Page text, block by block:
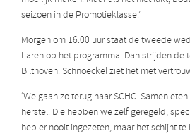
seizoen in de Promotieklasse.’
Morgen om 16.00 uur staat de tweede
Laren op het programma. Dan strijden de
Bilthoven. Schnoeckel ziet het met
‘We gaan zo terug naar SCHC. Samen
herstel. Die hebben we zelf geregeld,
heb er nooit ingezeten, maar het schijnt te